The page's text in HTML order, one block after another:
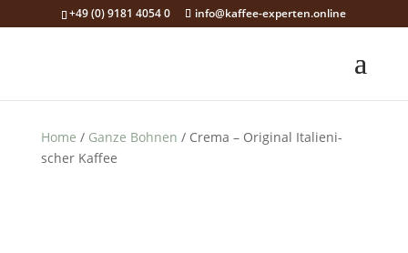
+49 (0) 9181 4054 0 info@kaffee-experten.online
Home / Ganze Bohnen / Cre­ma – Ori­gi­nal Ita­lie­ni­
scher Kaffee